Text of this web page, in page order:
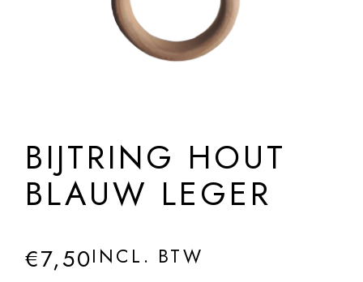
BIJTRING HOUT
BLAUW LEGER
€7,50INCL. BTW